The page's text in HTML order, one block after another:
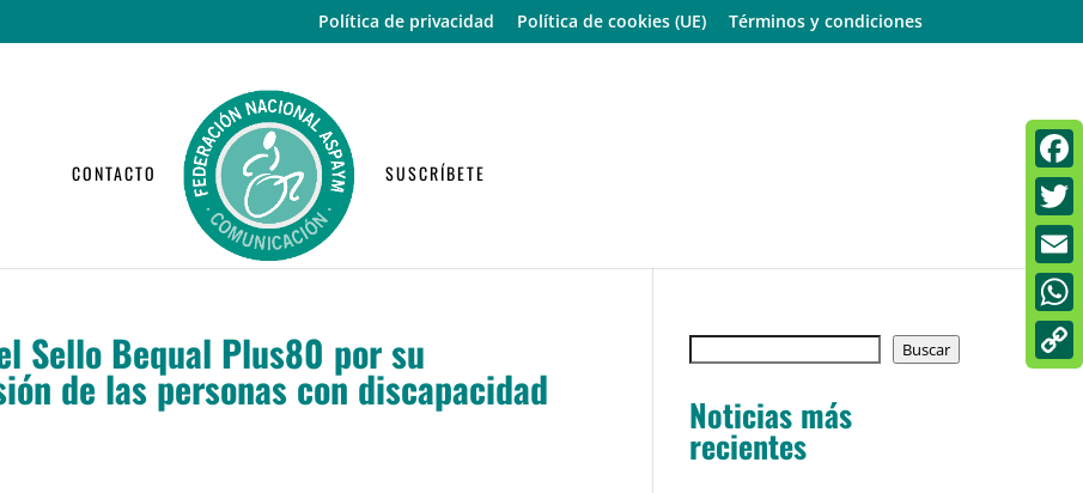
Política de privacidad Política de cookies (UE) Términos y condiciones
CONTACTO SUSCRÍBETE
Sello Bequal Plus80 por su
de las personas con discapacidad
Buscar
Noticias más
recientes
Email